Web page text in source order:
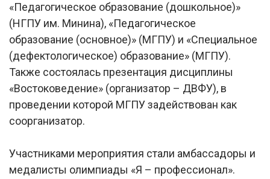
«Педагогическое образование (дошкольное)»
(НГПУ им. Минина), «Педагогическое
образование (основное)» (МГПУ) и «Специальное
(дефектологическое) образование» (МГПУ).
Также состоялась презентация дисциплины
«Востоковедение» (организатор – ДВФУ), в
проведении которой МГПУ задействован как
соорганизатор.
Участниками мероприятия стали амбассадоры и
медалисты олимпиады «Я – профессионал».